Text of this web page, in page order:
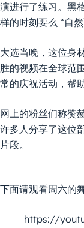
演进行了练习。黑
样的时刻要么 “自
大选当晚，这位身
胜的视频在全球范
常的庆祝活动，帮
网上的粉丝们称赞
许多人分享了这位
片段。
下面请观看周六的
https://